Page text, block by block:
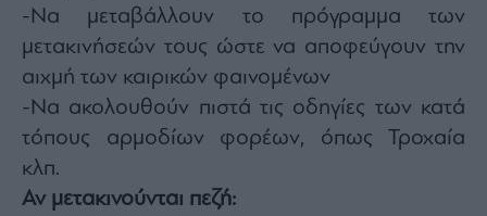
-Να μεταβάλλουν το πρόγραμμα των
μετακινήσεών τους ώστε να αποφεύγουν την
αιχμή των καιρικών φαινομένων
-Να ακολουθούν πιστά τις οδηγίες των κατά
τόπους αρμοδίων φορέων, όπως Τροχαία
κλπ.
Αν μετακινούνται πεζή: